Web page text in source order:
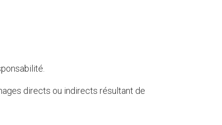
directs ou indirects résultant de